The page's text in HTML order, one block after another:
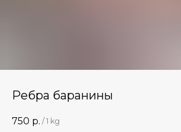
Ребра баранины
750 р. / 1 kg